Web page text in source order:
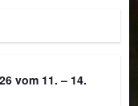
vom 11. – 14.